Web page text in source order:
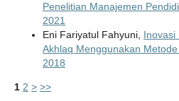
Penelitian Manajemen
2021
Eni Fariyatul Fahyuni, Inovasi
Akhlaq Menggunakan
2018
1 2 > >>